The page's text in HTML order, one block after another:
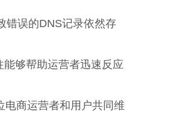
错误的DNS记录依然存
够帮助运营者迅速反应
电商运营者和用户共同维